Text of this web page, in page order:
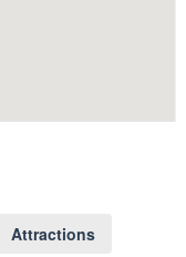
Attractions